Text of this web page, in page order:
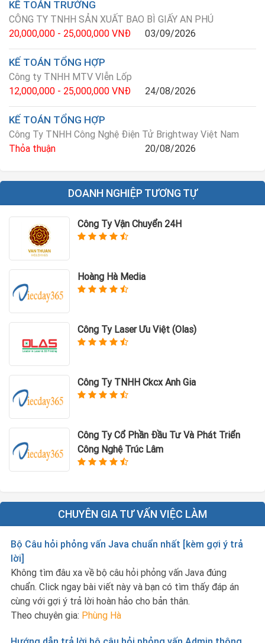
KẾ TOÁN TRƯỞNG
CÔNG TY TNHH SẢN XUẤT BAO BÌ GIẤY AN PHÚ
20,000,000 - 25,000,000 VNĐ
03/09/2026
KẾ TOÁN TỔNG HỢP
Công ty TNHH MTV VIễn Lốp
12,000,000 - 25,000,000 VNĐ
24/08/2026
KẾ TOÁN TỔNG HỢP
Công Ty TNHH Công Nghệ Điện Tử Brightway Việt Nam
Thỏa thuận
20/08/2026
DOANH NGHIỆP TƯƠNG TỰ
Công Ty Vận Chuyển 24H
Hoàng Hà Media
Công Ty Laser Ưu Việt (Olas)
Công Ty TNHH Ckcx Anh Gia
Công Ty Cổ Phần Đầu Tư Và Phát Triển
Công Nghệ Trúc Lâm
CHUYÊN GIA TƯ VẤN VIỆC LÀM
Bộ Câu hỏi phỏng vấn Java chuẩn nhất [kèm gợi ý trả
lời]
Không tìm đâu xa về bộ câu hỏi phỏng vấn Java đúng
chuẩn. Click ngay bài viết này và bạn có tìm thấy đáp án
cùng với gợi ý trả lời hoàn hảo cho bản thân.
Theo chuyên gia: Phùng Hà